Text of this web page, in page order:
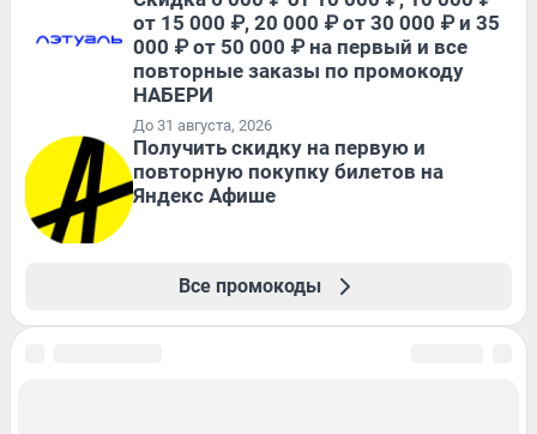
от 15 000 ₽, 20 000 ₽ от 30 000 ₽ и 35
000 ₽ от 50 000 ₽ на первый и все
повторные заказы по промокоду
НАБЕРИ
До 31 августа, 2026
Получить скидку на первую и
повторную покупку билетов на
Яндекс Афише
Все промокоды